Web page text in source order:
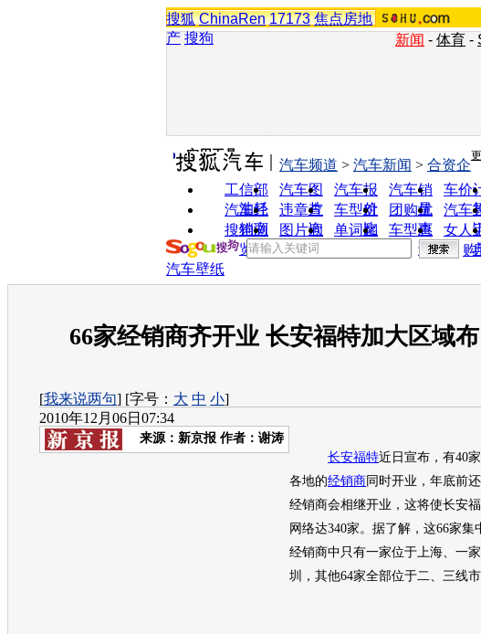
搜狐 ChinaRen 17173 焦点房地
产 搜狗 新闻 - 体育 -
实用工具
工信部
油耗
汽车图
片
汽车报
价
汽车销
量
车价
汽车经
销商
违章查
询
车型对
比
团购优
惠
汽车
搜狗浏
览器
图片欣
赏
单词翻
车型查
询
女人
汽车频道 > 汽车新闻 > 合资企
购
汽车壁纸
66家经销商齐开业 长安福特加大区域布
[我来说两句] [字号： 大 中 小]
2010年12月06日07:34
来源： 新京报 作者：谢涛
长安福特近日宣布，有40
各地的经销商 同时开业，年底前
经销商会相继开业，这将使长安
网络达340家。据了解，这66家集
经销商中只有一家位于上海、一
圳，其他64家全部位于二、三线市